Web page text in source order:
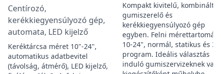
Centírozó,
kerékkiegyensúlyozó gép,
automata, LED kijelző
Keréktárcsa méret 10"-24",
automatikus adatbevitel
(távolság, átmérő), LED kijelző,
Kompakt kivitelű, kombinált
gumiszerelő és
kerékkiegyensúlyozó gép
egyben. Felni
10-24", normál, statikus és 3
program. Ideális választás
induló gumiszervizeknek